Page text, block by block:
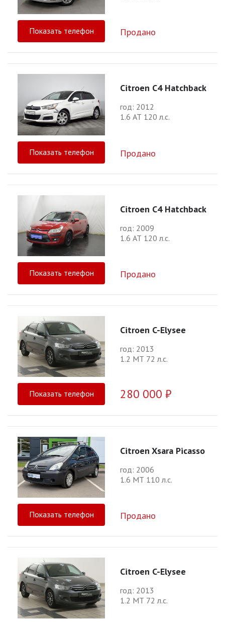
Показать телефон Продано
Citroen C4 Hatchback
год: 2012
1.6 АТ 120 л.с.
Показать телефон Продано
Citroen C4 Hatchback
год: 2009
1.6 АТ 120 л.с.
Показать телефон Продано
Citroen C-Elysee
год: 2013
1.2 МТ 72 л.с.
Показать телефон 280 000 ₽
Citroen Xsara Picasso
год: 2006
1.6 МТ 110 л.с.
Показать телефон Продано
Citroen C-Elysee
год: 2013
1.2 МТ 72 л.с.